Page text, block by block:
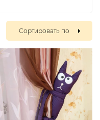
Сортировать по